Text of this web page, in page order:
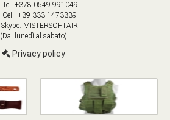
Tel. +378 0549 991049
Cell. +39 333 1473339
Skype: MISTERSOFTAIR
(Dal lunedì al sabato)
Privacy policy